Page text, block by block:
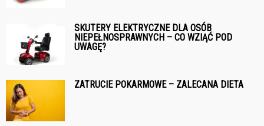
SKUTERY ELEKTRYCZNE DLA OSÓB
NIEPEŁNOSPRAWNYCH – CO WZIĄĆ POD
UWAGĘ?
ZATRUCIE POKARMOWE – ZALECANA DIETA